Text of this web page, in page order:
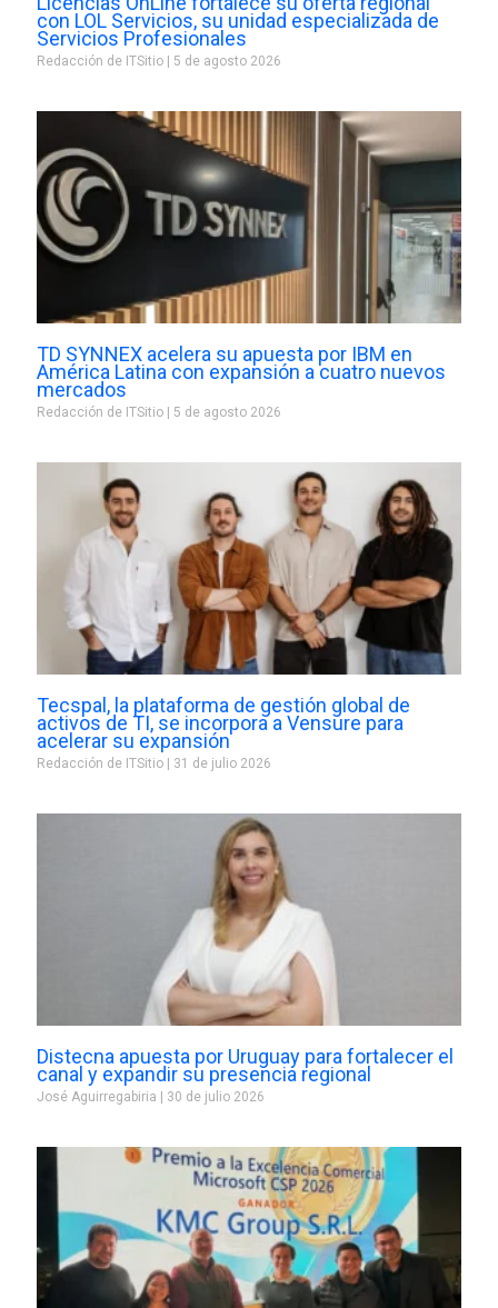
con LOL Servicios, su unidad especializada de
Servicios Profesionales
Redacción de ITSitio 5 de agosto 2026
TD SYNNEX acelera su apuesta por IBM en
América Latina con expansión a cuatro nuevos
mercados
Redacción de ITSitio 5 de agosto 2026
Tecspal, la plataforma de gestión global de
activos de TI, se incorpora a Vensure para
acelerar su expansión
Redacción de ITSitio 31 de julio 2026
Distecna apuesta por Uruguay para fortalecer el
canal y expandir su presencia regional
José Aguirregabiria 30 de julio 2026